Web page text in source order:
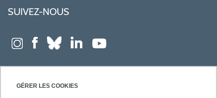
GÉRER LES COOKIES
SUIVEZ-NOUS